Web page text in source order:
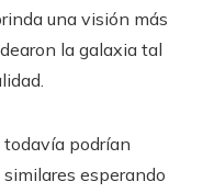
una visión más
la galaxia tal
todavía podrían
esperando